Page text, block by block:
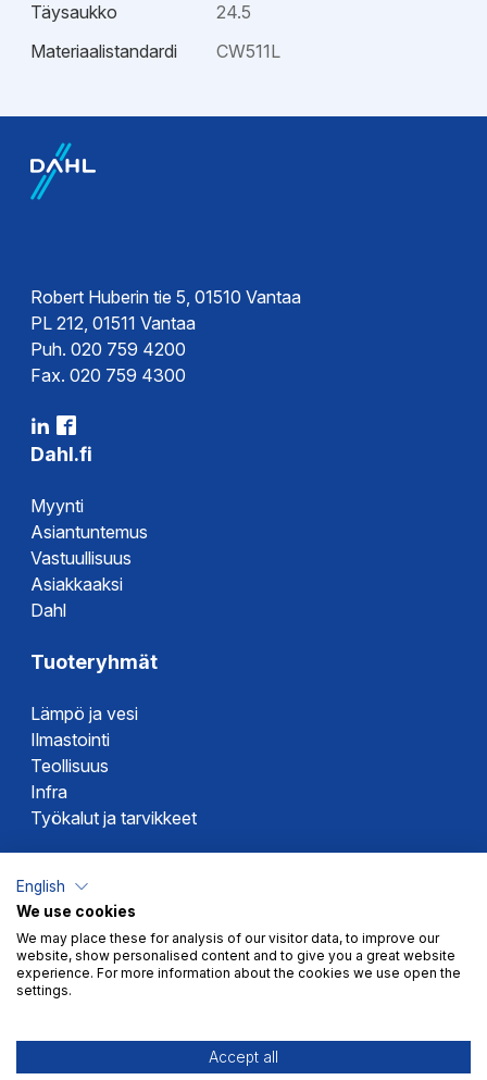
Täysaukko
24.5
Materiaalistandardi
CW511L
Tekninen esite
Esite
Rakennekuva
Tyyppihyväksyntä
Robert Huberin tie 5, 01510 Vantaa
PL 212, 01511 Vantaa
Puh. 020 759 4200
Fax. 020 759 4300
Dahl.fi
Myynti
Asiantuntemus
Vastuullisuus
Asiakkaaksi
Dahl
Tuoteryhmät
Lämpö ja vesi
Ilmastointi
Teollisuus
Infra
Työkalut ja tarvikkeet
Altech
Alterna
Novipro
Votec
English
We use cookies
We may place these for analysis of our visitor data, to improve our
website, show personalised content and to give you a great website
experience. For more information about the cookies we use open the
settings.
Accept all